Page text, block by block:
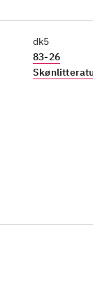
dk5
83-26